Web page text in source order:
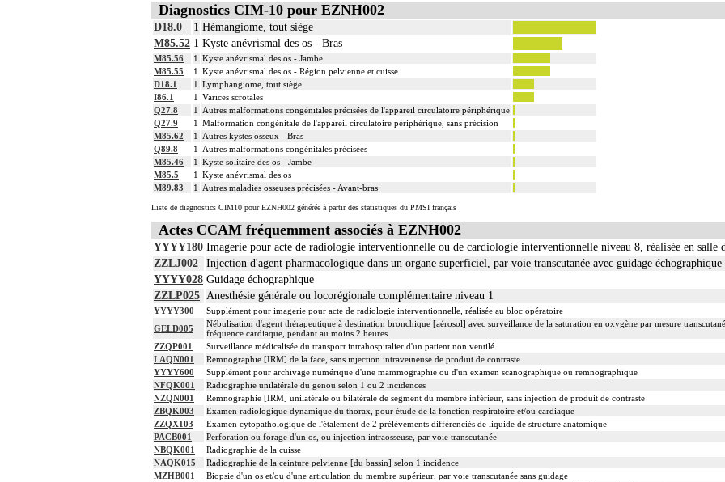
Diagnostics CIM-10 pour EZNH002
D18.0 1 Hémangiome, tout siège
M85.52 1 Kyste anévrismal des os - Bras
M85.56 1 Kyste anévrismal des os - Jambe
M85.55
1 Kyste anévrismal des os - Région pelvienne et cuisse
D18.1
1 Lymphangiome, tout siège
I86.1
1 Varices scrotales
Q27.8
1
Autres malformations congénitales précisées de l'appareil circulatoire périphérique
Q27.9
1 Malformation congénitale de l'appareil circulatoire périphérique, sans précision
M85.62
1
Autres kystes osseux - Bras
Q89.8
1
Autres malformations congénitales précisées
M85.46
1 Kyste solitaire des os - Jambe
M85.5
1 Kyste anévrismal des os
M89.83
1 Autres maladies osseuses précisées - Avant-bras
Liste de diagnostics CIM10 pour EZNH002 générée à partir des statistiques du PMSI français
Actes CCAM fréquemment associés à EZNH002
YYYY180 Imagerie pour acte de radiologie interventionnelle ou de cardiologie interventionnelle niveau 8, réalisée en salle
ZZLJ002
Injection d'agent pharmacologique dans un organe superficiel, par voie transcutanée avec guidage échographique
YYYY028 Guidage échographique
ZZLP025 Anesthésie générale ou locorégionale complémentaire niveau 1
YYYY300
Supplément pour imagerie pour acte de radiologie interventionnelle, réalisée au bloc opératoire
GELD005
Nébulisation d'agent thérapeutique à destination bronchique [aérosol] avec surveillance de la saturation en oxygène par mesure
fréquence cardiaque, pendant au moins 2 heures
ZZQP001
Surveillance médicalisée du transport intrahospitalier d'un patient non ventilé
LAQN001
Remnographie [IRM] de la face, sans injection intraveineuse de produit de contraste
YYYY600
Supplément pour archivage numérique d'une mammographie ou d'un examen scanographique ou remnographique
NFQK001
Radiographie unilatérale du genou selon 1 ou 2 incidences
NZQN001
Remnographie [IRM] unilatérale ou bilatérale de segment du membre inférieur, sans injection de produit de contraste
ZBQK003
Examen radiologique dynamique du thorax, pour étude de la fonction respiratoire et/ou cardiaque
ZZQX103
Examen cytopathologique de l'étalement de 2 prélèvements différenciés de liquide de structure anatomique
PACB001
Perforation ou forage d'un os, ou injection intraosseuse, par voie transcutanée
NBQK001
Radiographie de la cuisse
NAQK015
Radiographie de la ceinture pelvienne [du bassin] selon 1 incidence
MZHB001
Biopsie d'un os et/ou d'une articulation du membre supérieur, par voie transcutanée sans guidage